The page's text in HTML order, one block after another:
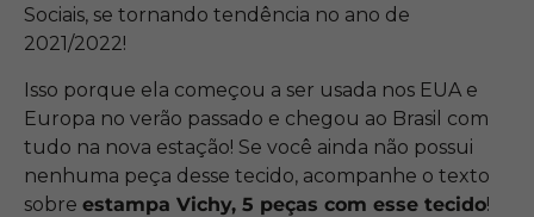
Sociais, se tornando tendência no ano de
2021/2022!
Isso porque ela começou a ser usada nos EUA e
Europa no verão passado e chegou ao Brasil com
tudo na nova estação! Se você ainda não possui
nenhuma peça desse tecido, acompanhe o texto
sobre estampa Vichy, 5 peças com esse tecido!